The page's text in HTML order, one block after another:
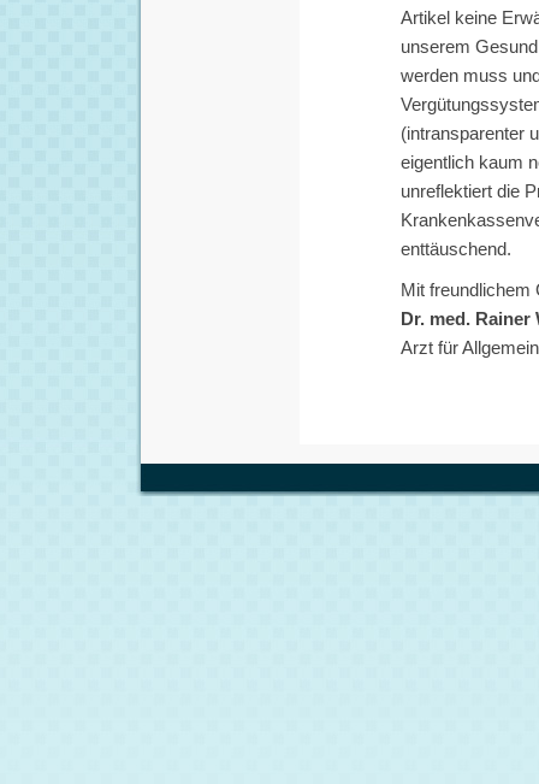
Artikel keine
unserem
werden muss
(intransparenter
eigentlich kaum
unreflektiert die
enttäuschend.
Mit freundlichem
Dr. med. Rainer
Arzt für